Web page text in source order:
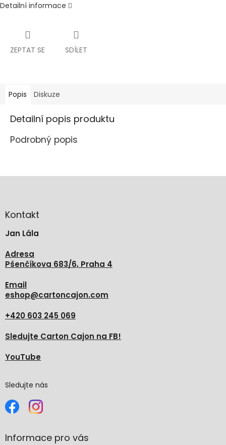
Detailní informace
ZEPTAT SE SDÍLET
Popis Diskuze
Detailní popis produktu
Podrobný popis
aKontakt
Jan Lála
Adresa
Pšenčíkova 683/6, Praha 4
Email
eshop@cartoncajon.com
+420 603 245 069
Sledujte Carton Cajon na FB!
YouTube
Sledujte nás
Informace pro vás